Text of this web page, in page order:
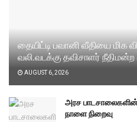
தையிட்டி பவானி வீதியை மிக
வலி.வடக்கு தவிசாளர் நீதிமன்ற
AUGUST 6, 2026
அரச
நாளை நிறைவு